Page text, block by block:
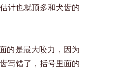
计也就顶多和犬齿的
的是最大咬力，因为
写错了，括号里面的